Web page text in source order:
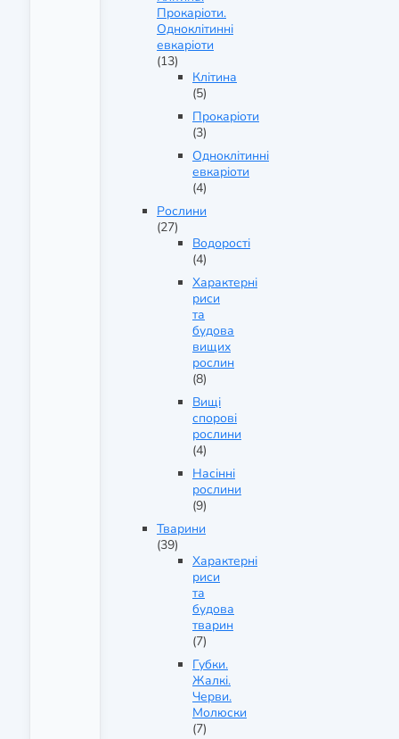
Прокаріоти.
Одноклітинні
евкаріоти
(13)
Клітина
(5)
Прокаріоти
(3)
Одноклітинні
евкаріоти
(4)
Рослини
(27)
Водорості
(4)
Характерні
риси
та
будова
вищих
рослин
(8)
Вищі
спорові
рослини
(4)
Насінні
рослини
(9)
Тварини
(39)
Характерні
риси
та
будова
тварин
(7)
Губки.
Жалкі.
Черви.
Молюски
(7)